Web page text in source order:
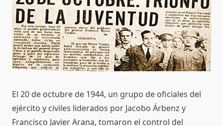
El 20 de octubre de 1944, un grupo de oficiales del
ejército y civiles liderados por Jacobo Árbenz y
Francisco Javier Arana, tomaron el control del